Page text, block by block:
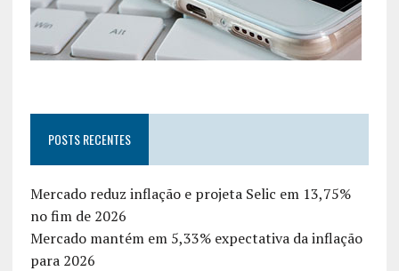
POSTS RECENTES
Mercado reduz inflação e projeta Selic em 13,75%
no fim de 2026
Mercado mantém em 5,33% expectativa da inflação
para 2026